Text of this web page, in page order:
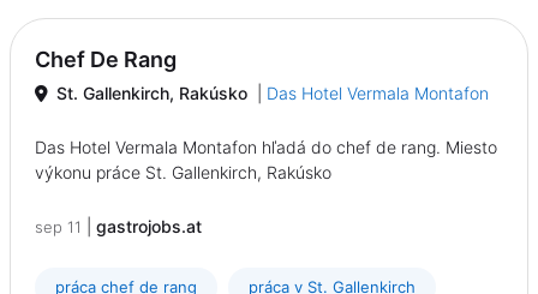
Chef De Rang
St. Gallenkirch, Rakúsko Das Hotel Vermala Montafon
Das Hotel Vermala Montafon hľadá do chef de rang. Miesto
výkonu práce St. Gallenkirch, Rakúsko
sep 11 gastrojobs.at
práca chef de rang práca v St. Gallenkirch